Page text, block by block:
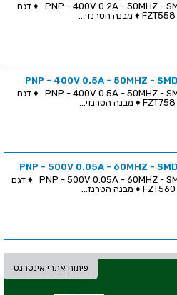
טרנזיסטור PNP - 400V 0.2A - 50MHZ - SMD ♦ דגם
טרנזיסטור PNP - 400V 0.5A - 50MHZ - SMD ♦ דגם
טרנזיסטור PNP - 500V 0.05A - 60MHZ - SMD ♦ דגם
פיתוח אתרי אינטרנט